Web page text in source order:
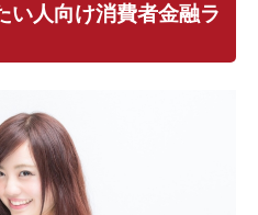
い人向け消費者金融ラ